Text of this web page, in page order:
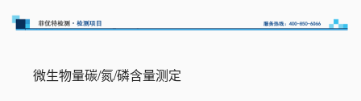
微生物量碳/氮/磷含量测定